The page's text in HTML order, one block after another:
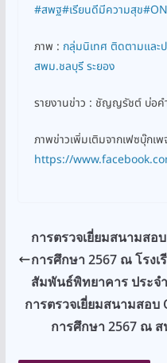
#สพฐ#เรียนดีมีความสุข
ภาพ : กลุ่มนิเทศ ติดตามและ
สพม.ชลบุรี ระยอง
รายงานข่าว : ชัญญรัชต์ บ่อค
ภาพข่าวเพิ่มเติมจากเฟซบุ๊กเพ
https://
การตรวจเยี่ยมสนามสอ
การศึกษา 2567 ณ โรงเ
สัมพันธ์พิทยาคาร ประจ
การตรวจเยี่ยมสนามสอ
การศึกษา 2567 ณ